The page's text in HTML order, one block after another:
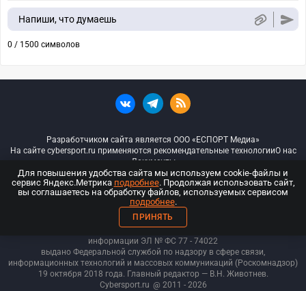
Напиши, что думаешь
0 / 1500 символов
Разработчиком сайта является ООО «ЕСПОРТ Медиа»
На сайте cybersport.ru применяются рекомендательные технологииО нас
Документы
© ООО «Киберспорт.ру» — Все права защищены
18+
ООО «Киберспорт.ру». Свидетельство о регистрации средств массовой
информации ЭЛ № ФС 77 - 74022
выдано Федеральной службой по надзору в сфере связи,
информационных технологий и массовых коммуникаций (Роскомнадзор)
19 октября 2018 года. Главный редактор — В.Н. Животнев.
Cybersport.ru @ 2011 - 2026
Для повышения удобства сайта мы используем cookie-файлы и
сервис Яндекс.Метрика подробнее. Продолжая использовать сайт,
вы соглашаетесь на обработку файлов, используемых сервисом
подробнее.
ПРИНЯТЬ